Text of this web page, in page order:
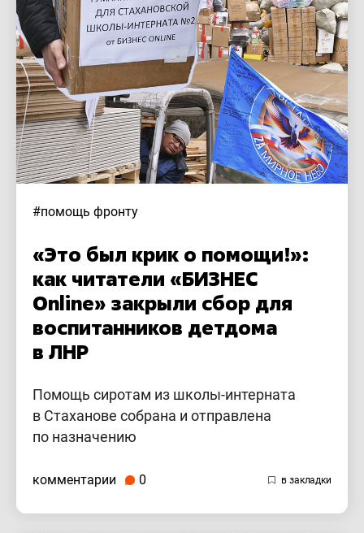
#помощь фронту
«Это был крик о помощи!»:
как читатели «БИЗНЕС
Online» закрыли сбор для
воспитанников детдома
в ЛНР
Помощь сиротам из школы-интерната
в Стаханове собрана и отправлена
по назначению
комментарии 0